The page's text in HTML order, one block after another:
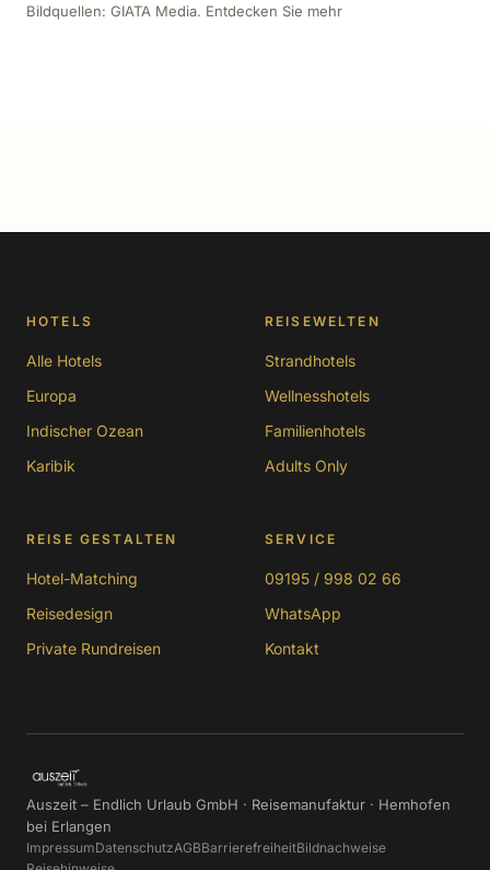
Bildquellen: GIATA Media. Entdecken Sie mehr
HOTELS
Alle Hotels
Europa
Indischer Ozean
Karibik
REISEWELTEN
Strandhotels
Wellnesshotels
Familienhotels
Adults Only
REISE GESTALTEN
Hotel-Matching
Reisedesign
Private Rundreisen
SERVICE
09195 / 998 02 66
WhatsApp
Kontakt
Auszeit – Endlich Urlaub GmbH · Reisemanufaktur · Hemhofen
bei Erlangen
ImpressumDatenschutzAGBBarrierefreiheitBildnachweise